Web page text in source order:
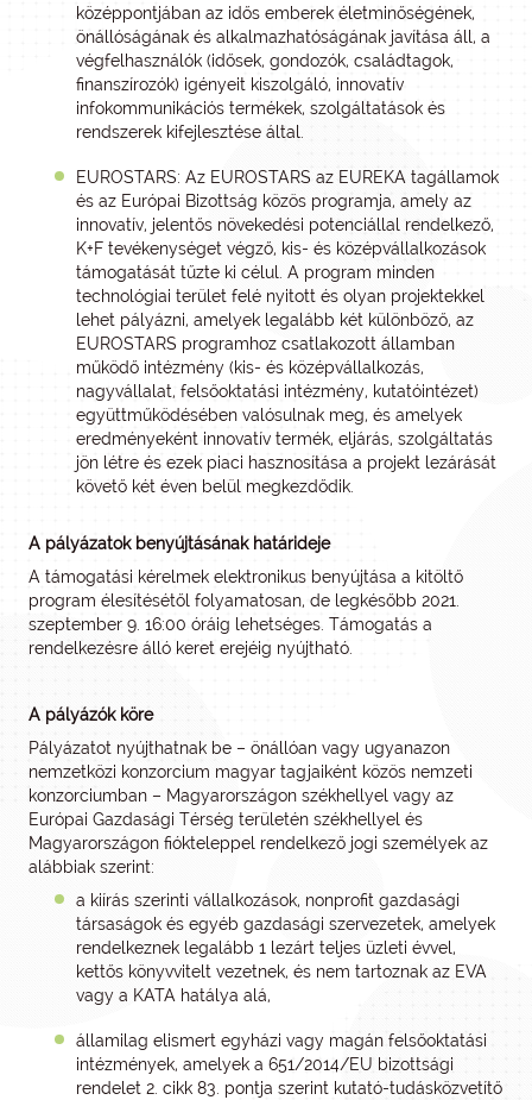
középpontjában az idős emberek életminőségének,
önállóságának és alkalmazhatóságának javítása áll, a
végfelhasználók (idősek, gondozók, családtagok,
finanszírozók) igényeit kiszolgáló, innovatív
infokommunikációs termékek, szolgáltatások és
rendszerek kifejlesztése által.
EUROSTARS: Az EUROSTARS az EUREKA tagállamok
és az Európai Bizottság közös programja, amely az
innovatív, jelentős növekedési potenciállal rendelkező,
K+F tevékenységet végző, kis- és középvállalkozások
támogatását tűzte ki célul. A program minden
technológiai terület felé nyitott és olyan projektekkel
lehet pályázni, amelyek legalább két különböző, az
EUROSTARS programhoz csatlakozott államban
működő intézmény (kis- és középvállalkozás,
nagyvállalat, felsőoktatási intézmény, kutatóintézet)
együttműködésében valósulnak meg, és amelyek
eredményeként innovatív termék, eljárás, szolgáltatás
jön létre és ezek piaci hasznosítása a projekt lezárását
követő két éven belül megkezdődik.
A pályázatok benyújtásának határideje
A támogatási kérelmek elektronikus benyújtása a kitöltő
program élesítésétől folyamatosan, de legkésőbb 2021.
szeptember 9. 16:00 óráig lehetséges. Támogatás a
rendelkezésre álló keret erejéig nyújtható.
A pályázók köre
Pályázatot nyújthatnak be – önállóan vagy ugyanazon
nemzetközi konzorcium magyar tagjaiként közös nemzeti
konzorciumban – Magyarországon székhellyel vagy az
Európai Gazdasági Térség területén székhellyel és
Magyarországon fiókteleppel rendelkező jogi személyek az
alábbiak szerint:
a kiírás szerinti vállalkozások, nonprofit gazdasági
társaságok és egyéb gazdasági szervezetek, amelyek
rendelkeznek legalább 1 lezárt teljes üzleti évvel,
kettős könyvvitelt vezetnek, és nem tartoznak az EVA
vagy a KATA hatálya alá,
államilag elismert egyházi vagy magán felsőoktatási
intézmények, amelyek a 651/2014/EU bizottsági
rendelet 2. cikk 83. pontja szerint kutató-tudásközvetítő